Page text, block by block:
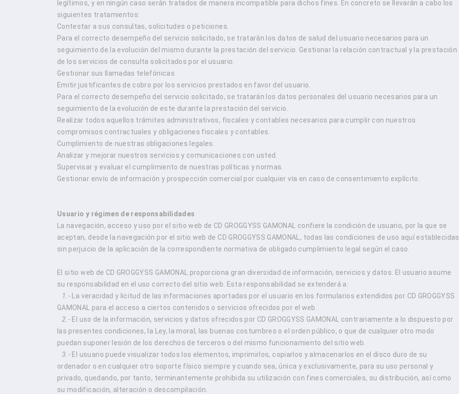
legítimos, y en ningún caso serán tratados de manera incompatible para dichos fines. En concreto se llevarán a cabo los
siguientes tratamientos:
Contestar a sus consultas, solicitudes o peticiones.
Para el correcto desempeño del servicio solicitado, se tratarán los datos de salud del usuario necesarios para un
seguimiento de la evolución del mismo durante la prestación del servicio. Gestionar la relación contractual y la prestación
de los servicios de consulta solicitados por el usuario.
Gestionar sus llamadas telefónicas.
Emitir justificantes de cobro por los servicios prestados en favor del usuario.
Para el correcto desempeño del servicio solicitado, se tratarán los datos personales del usuario necesarios para un
seguimiento de la evolución de este durante la prestación del servicio.
Realizar todos aquellos trámites administrativos, fiscales y contables necesarios para cumplir con nuestros
compromisos contractuales y obligaciones fiscales y contables.
Cumplimiento de nuestras obligaciones legales.
Analizar y mejorar nuestros servicios y comunicaciones con usted.
Supervisar y evaluar el cumplimiento de nuestras políticas y normas.
Gestionar envío de información y prospección comercial por cualquier vía en caso de consentimiento explícito.
Usuario y régimen de responsabilidades
La navegación, acceso y uso por el sitio web de CD GROGGYSS GAMONAL confiere la condición de usuario, por la que se
aceptan, desde la navegación por el sitio web de CD GROGGYSS GAMONAL, todas las condiciones de uso aquí establecidas
sin perjuicio de la aplicación de la correspondiente normativa de obligado cumplimiento legal según el caso.
El sitio web de CD GROGGYSS GAMONAL proporciona gran diversidad de información, servicios y datos. El usuario asume
su responsabilidad en el uso correcto del sitio web. Esta responsabilidad se extenderá a:
1.- La veracidad y licitud de las informaciones aportadas por el usuario en los formularios extendidos por CD GROGGYSS
GAMONAL para el acceso a ciertos contenidos o servicios ofrecidos por el web.
2.- El uso de la información, servicios y datos ofrecidos por CD GROGGYSS GAMONAL contrariamente a lo dispuesto por
las presentes condiciones, la Ley, la moral, las buenas costumbres o el orden público, o que de cualquier otro modo
puedan suponer lesión de los derechos de terceros o del mismo funcionamiento del sitio web.
3.- El usuario puede visualizar todos los elementos, imprimirlos, copiarlos y almacenarlos en el disco duro de su
ordenador o en cualquier otro soporte físico siempre y cuando sea, única y exclusivamente, para su uso personal y
privado, quedando, por tanto, terminantemente prohibida su utilización con fines comerciales, su distribución, así como
su modificación, alteración o descompilación.